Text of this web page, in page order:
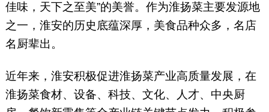
佳味，天下之至美”的美誉。作为淮扬菜主要发源地
之一，淮安的历史底蕴深厚，美食品种众多，名店
名厨辈出。
近年来，淮安积极促进淮扬菜产业高质量发展，在
淮扬菜食材、设备、科技、文化、人才、中央厨